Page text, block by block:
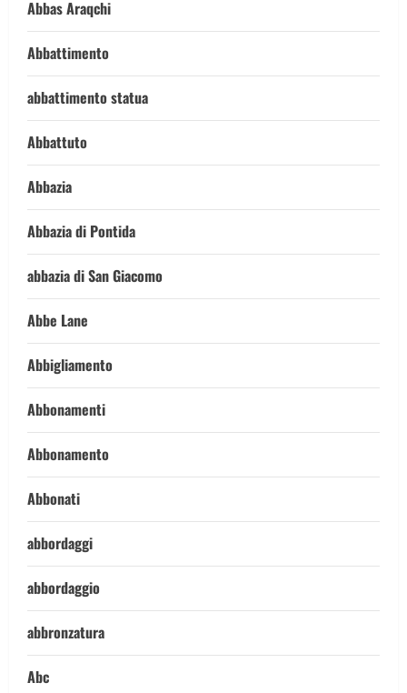
Abbas Araqchi
Abbattimento
abbattimento statua
Abbattuto
Abbazia
Abbazia di Pontida
abbazia di San Giacomo
Abbe Lane
Abbigliamento
Abbonamenti
Abbonamento
Abbonati
abbordaggi
abbordaggio
abbronzatura
Abc